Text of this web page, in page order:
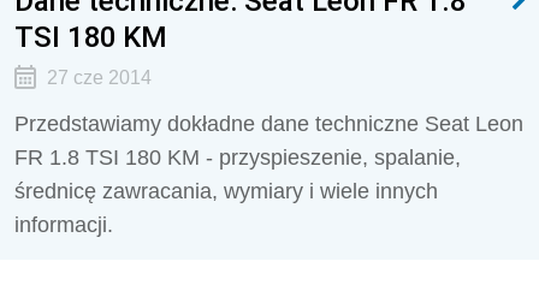
TSI 180 KM
27 cze 2014
Przedstawiamy dokładne dane techniczne Seat Leon
FR 1.8 TSI 180 KM - przyspieszenie, spalanie,
średnicę zawracania, wymiary i wiele innych
informacji.